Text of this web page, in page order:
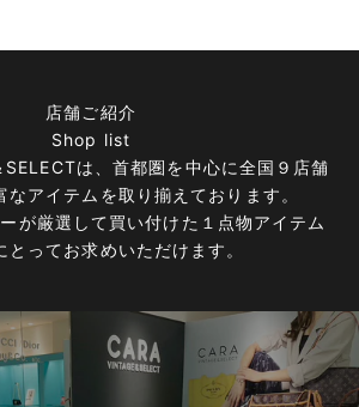
店舗ご紹介
Shop list
は、首都圏を中心に全国９店舗
なアイテムを取り揃えております。
が厳選して買い付けた１点物アイテム
とってお求めいただけます。